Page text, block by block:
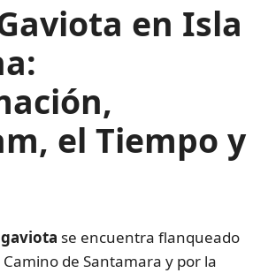
en Isla
el Tiempo y
se encuentra flanqueado
de Santamara y por la